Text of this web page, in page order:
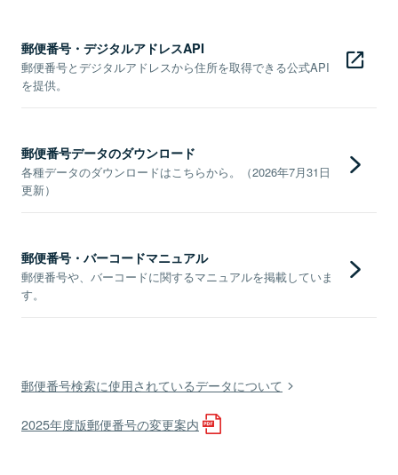
郵便番号・デジタルアドレスAPI
郵便番号とデジタルアドレスから住所を取得できる公式API
を提供。
郵便番号データのダウンロード
各種データのダウンロードはこちらから。（2026年7月31日
更新）
郵便番号・バーコードマニュアル
郵便番号や、バーコードに関するマニュアルを掲載していま
す。
郵便番号検索に使用されているデータについて
2025年度版郵便番号の変更案内